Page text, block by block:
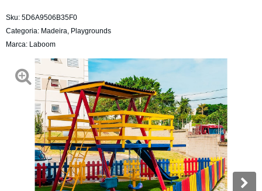
Sku: 5D6A9506B35F0
Categoria: Madeira, Playgrounds
Marca: Laboom